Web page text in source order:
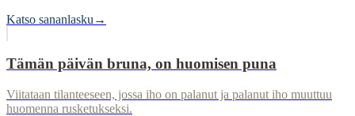
Katso sananlasku →
Tämän päivän bruna, on huomisen puna
Viitataan tilanteeseen, jossa iho on palanut ja palanut iho muuttuu
huomenna rusketukseksi.